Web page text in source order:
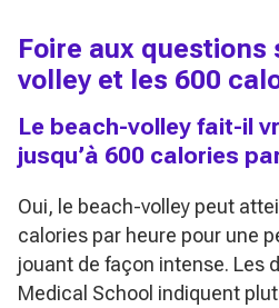
Foire aux questions
volley et les 600
Le beach-volley fait-il
jusqu’à 600 calories
Oui, le beach-volley peut
calories par heure pour une
jouant de façon intense. Les
Medical School indiquent